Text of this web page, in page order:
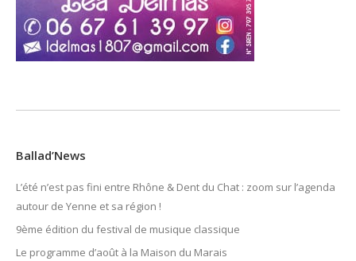
Ballad’News
L’été n’est pas fini entre Rhône & Dent du Chat : zoom sur l’agenda
autour de Yenne et sa région !
9ème édition du festival de musique classique
Le programme d’août à la Maison du Marais